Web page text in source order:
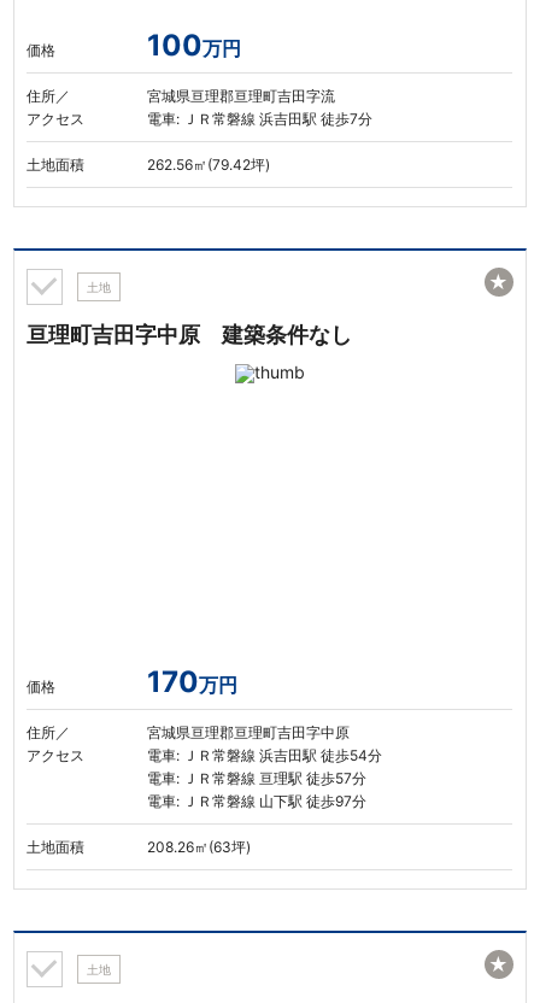
価格 100万円
住所／
アクセス
宮城県亘理郡亘理町吉田字流
電車: ＪＲ常磐線 浜吉田駅 徒歩7分
土地面積 262.56㎡(79.42坪)
土地
亘理町吉田字中原 建築条件なし
価格 170万円
住所／
アクセス
宮城県亘理郡亘理町吉田字中原
電車: ＪＲ常磐線 浜吉田駅 徒歩54分
電車: ＪＲ常磐線 亘理駅 徒歩57分
電車: ＪＲ常磐線 山下駅 徒歩97分
土地面積 208.26㎡(63坪)
★
土地 ★